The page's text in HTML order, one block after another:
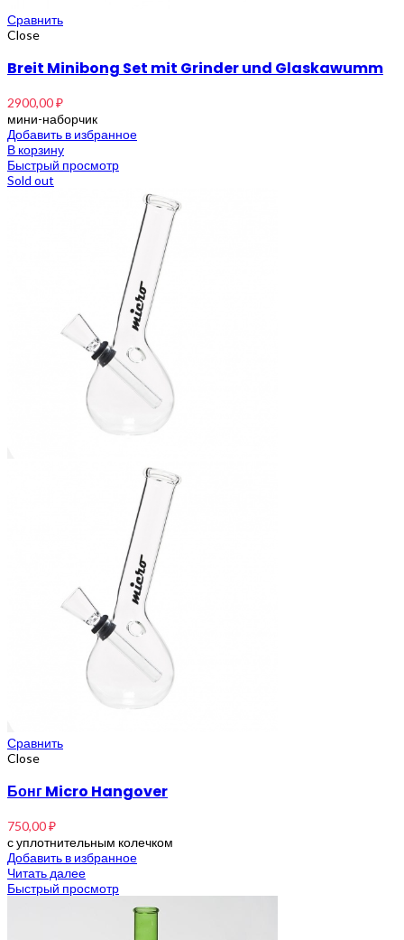
Сравнить
Close
Breit Minibong Set mit Grinder und Glaskawumm
2900,00₽
мини-наборчик
Добавить в избранное
В корзину
Быстрый просмотр
Sold out
Сравнить
Close
Бонг Micro Hangover
750,00₽
с уплотнительным колечком
Добавить в избранное
Читать далее
Быстрый просмотр